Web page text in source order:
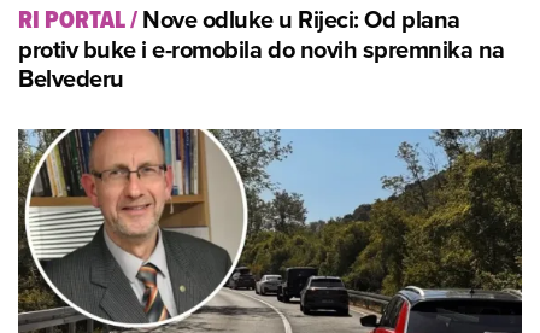
RI PORTAL/Nove odluke u Rijeci: Od plana
protiv buke i e-romobila do novih spremnika na
Belvederu